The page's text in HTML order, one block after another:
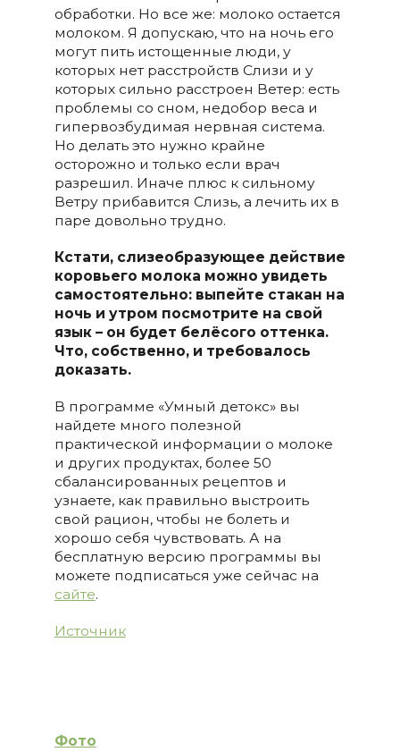
обработки. Но все же: молоко остается
молоком. Я допускаю, что на ночь его
могут пить истощенные люди, у
которых нет расстройств Слизи и у
которых сильно расстроен Ветер: есть
проблемы со сном, недобор веса и
гипервозбудимая нервная система.
Но делать это нужно крайне
осторожно и только если врач
разрешил. Иначе плюс к сильному
Ветру прибавится Слизь, а лечить их в
паре довольно трудно.
Кстати, слизеобразующее действие
коровьего молока можно увидеть
самостоятельно: выпейте стакан на
ночь и утром посмотрите на свой
язык – он будет белёсого оттенка.
Что, собственно, и требовалось
доказать.
В программе «Умный детокс» вы
найдете много полезной
практической информации о молоке
и других продуктах, более 50
сбалансированных рецептов и
узнаете, как правильно выстроить
свой рацион, чтобы не болеть и
хорошо себя чувствовать. А на
бесплатную версию программы вы
можете подписаться уже сейчас на
сайте.
Источник
Фото